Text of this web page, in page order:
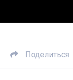
Поделиться